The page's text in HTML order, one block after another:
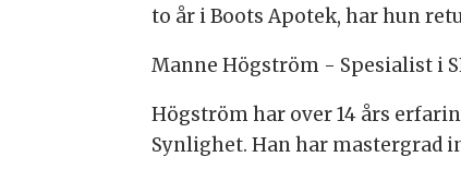
to år i Boots Apotek, har hun
Manne Högström - Spesialist i
Högström har over 14 års
Synlighet. Han har mastergrad